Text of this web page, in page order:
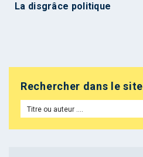
La disgrâce politique
Rechercher dans le site